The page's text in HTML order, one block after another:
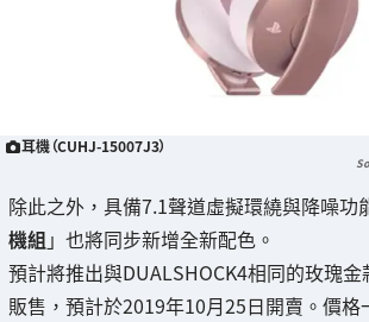
耳機（CUHJ-15007J3）
除此之外，具備7.1聲道虛擬環繞與降噪功
機組 」也將同步新增全新配色。
預計將推出與DUALSHOCK4相同的玫瑰
販售，預計於2019年10月25日開賣。價格